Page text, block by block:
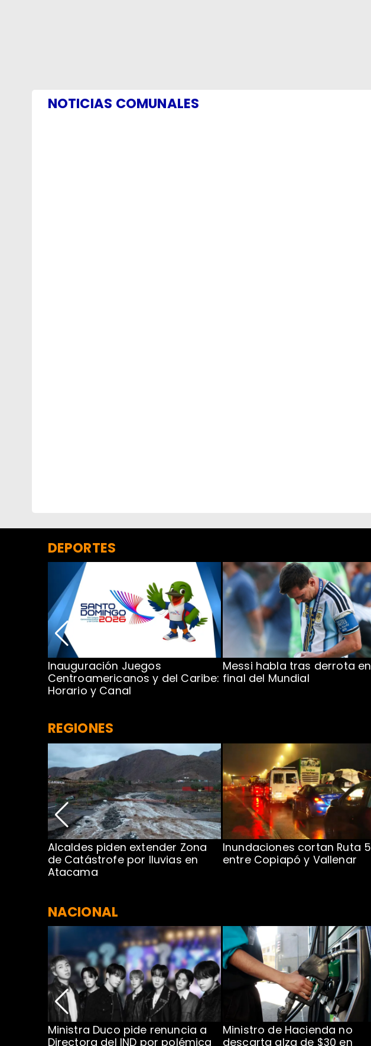
NOTICIAS COMUNALES
DEPORTES
Inauguración Juegos
Centroamericanos y del Caribe:
Horario y Canal
Messi habla tras derrota en
final del Mundial
REGIONES
Alcaldes piden extender Zona
de Catástrofe por lluvias en
Atacama
Inundaciones cortan Ruta 5
entre Copiapó y Vallenar
NACIONAL
Ministra Duco pide renuncia a
Directora del IND por polémica
Ministro de Hacienda no
descarta alza de $30 en